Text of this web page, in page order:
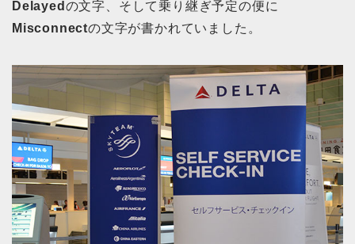
Delayed の文字、そして乗り継ぎ予定の便に
Misconnectの文字が書かれていました。